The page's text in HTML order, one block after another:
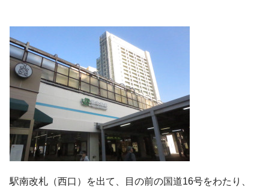
駅南改札（西口）を出て、目の前の国道16号をわたり、